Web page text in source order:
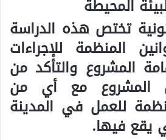
المحيطة
تختص هذه الدراسة
المنظمة للإجراءات
المشروع والتأكد من
المشروع مع أي من
للعمل في المدينة
يقع فيها.